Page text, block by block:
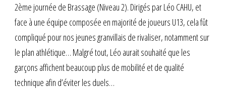
2ème journée de Brassage (Niveau 2). Dirigés par Léo CAHU, et
face à une équipe composée en majorité de joueurs U13, cela fût
compliqué pour nos jeunes granvillais de rivaliser, notamment sur
le plan athlétique… Malgré tout, Léo aurait souhaité que les
garçons affichent beaucoup plus de mobilité et de qualité
technique afin d’éviter les duels…